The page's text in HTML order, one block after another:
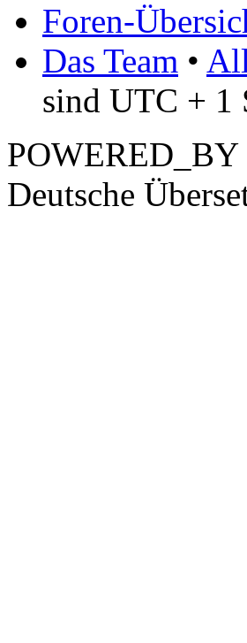
Foren-
Das Team •
sind UTC + 1
POWERED_BY
Deutsche